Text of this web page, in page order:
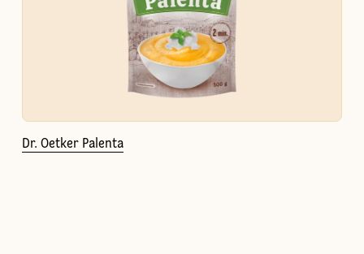
Dr. Oetker Palenta